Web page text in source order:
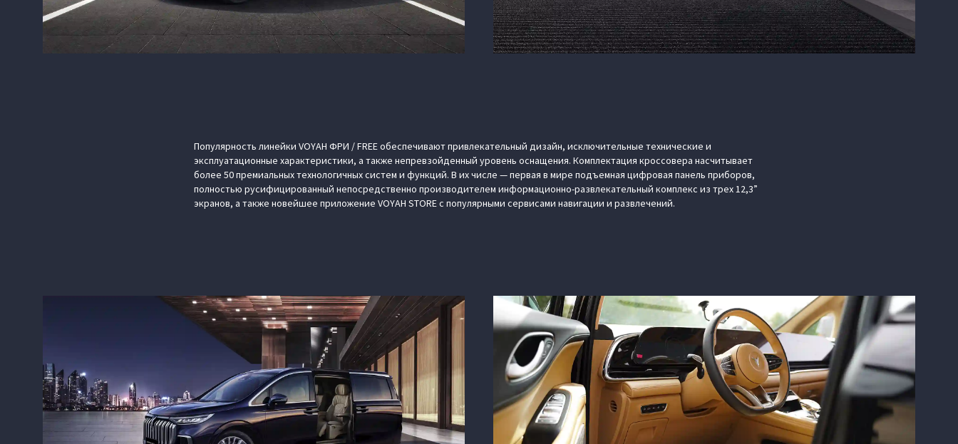
Популярность линейки VOYAH ФРИ / FREE обеспечивают привлекательный дизайн, исключительные технические и
эксплуатационные характеристики, а также непревзойденный уровень оснащения. Комплектация кроссовера насчитывает
более 50 премиальных технологичных систем и функций. В их числе — первая в мире подъемная цифровая панель приборов,
полностью русифицированный непосредственно производителем информационно-развлекательный комплекс из трех 12,3”
экранов, а также новейшее приложение VOYAH STORE с популярными сервисами навигации и развлечений.